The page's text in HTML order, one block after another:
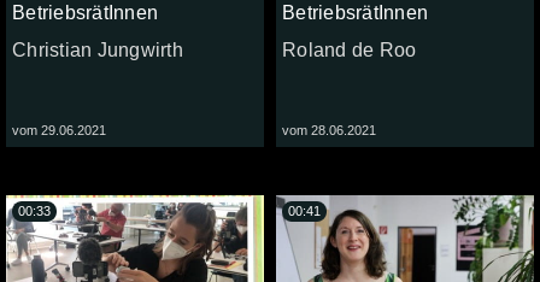
BetriebsrätInnen
Christian Jungwirth
vom 29.06.2021
BetriebsrätInnen
Roland de Roo
vom 28.06.2021
00:33 00:41